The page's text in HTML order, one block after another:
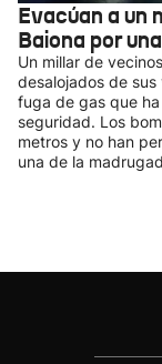
Evacúan a un
Baiona por
Un millar de
desalojados de
fuga de gas que
seguridad. Los
metros y no han
una de la